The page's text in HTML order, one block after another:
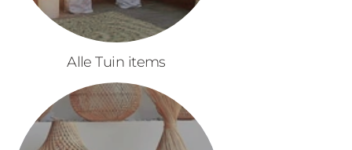
Alle Tuin items